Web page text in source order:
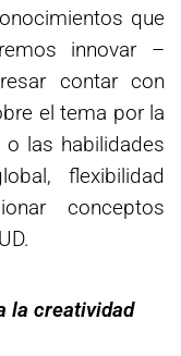
que
innovar –
contar con
el tema por la
las habilidades
flexibilidad
conceptos
la creatividad